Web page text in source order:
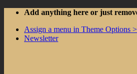
Skip
content
Add anything here or just
Assign a menu in Theme Options
Newsletter